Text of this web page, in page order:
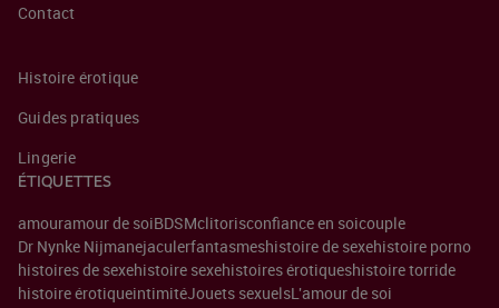
Contact
Histoire érotique
Guides pratiques
Lingerie
ÉTIQUETTES
amouramour de soiBDSMclitorisconfiance en soicouple
Dr Nynke Nijmanejaculerfantasmeshistoire de sexehistoire porno
histoires de sexehistoire sexehistoires érotiqueshistoire torride
histoire érotiqueintimitéJouets sexuelsL'amour de soi